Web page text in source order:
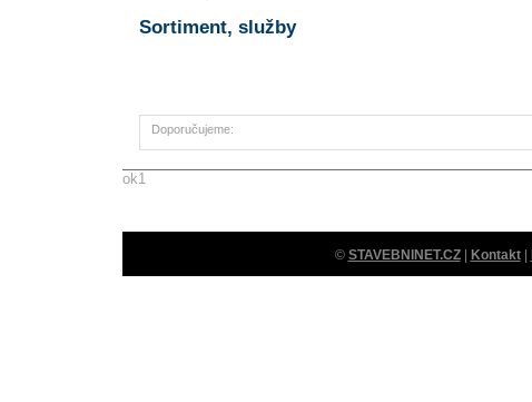
Sortiment, služby
Doporučujeme:
ok1
© STAVEBNINET.CZ| Kontakt|